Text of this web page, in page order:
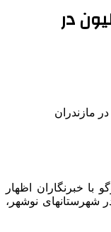
بیش از ۱۰۰ میلیون در
در گفت‌وگو با خبرنگاران اظهار
شهرستانهای نوشهر،